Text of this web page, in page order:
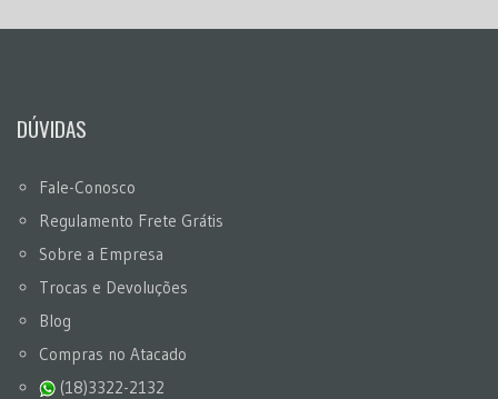
DÚVIDAS
Fale-Conosco
Regulamento Frete Grátis
Sobre a Empresa
Trocas e Devoluções
Blog
Compras no Atacado
(18)3322-2132